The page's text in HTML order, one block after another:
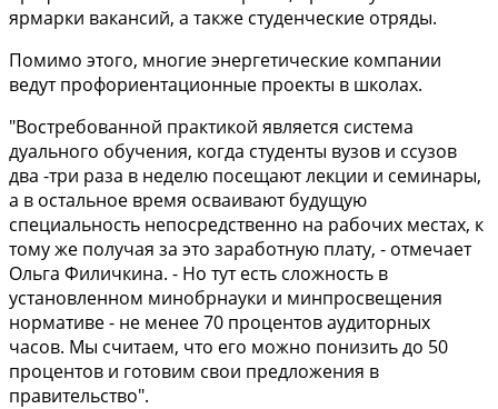
ярмарки вакансий, а также студенческие отряды.
Помимо этого, многие энергетические компании
ведут профориентационные проекты в школах.
"Востребованной практикой является система
дуального обучения, когда студенты вузов и ссузов
два -три раза в неделю посещают лекции и семинары,
а в остальное время осваивают будущую
специальность непосредственно на рабочих местах, к
тому же получая за это заработную плату, - отмечает
Ольга Филичкина. - Но тут есть сложность в
установленном минобрнауки и минпросвещения
нормативе - не менее 70 процентов аудиторных
часов. Мы считаем, что его можно понизить до 50
процентов и готовим свои предложения в
правительство".